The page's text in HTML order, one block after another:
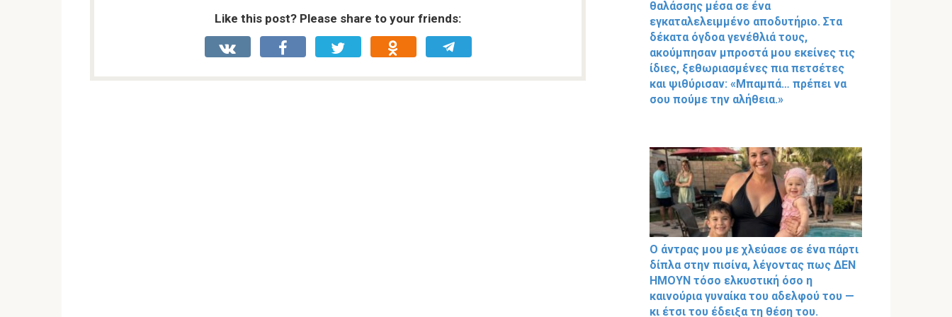
Like this post? Please share to your friends:
θαλάσσης μέσα σε ένα
εγκαταλελειμμένο αποδυτήριο. Στα
δέκατα όγδοα γενέθλιά τους,
ακούμπησαν μπροστά μου εκείνες τις
ίδιες, ξεθωριασμένες πια πετσέτες
και ψιθύρισαν: «Μπαμπά… πρέπει να
σου πούμε την αλήθεια.»
Ο άντρας μου με χλεύασε σε ένα πάρτι
δίπλα στην πισίνα, λέγοντας πως ΔΕΝ
ΗΜΟΥΝ τόσο ελκυστική όσο η
καινούρια γυναίκα του αδελφού του —
κι έτσι του έδειξα τη θέση του.